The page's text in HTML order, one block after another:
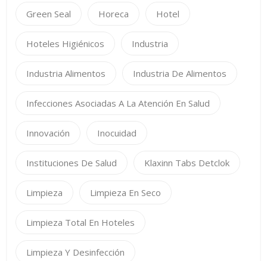
Green Seal Horeca Hotel
Hoteles Higiénicos Industria
Industria Alimentos Industria De Alimentos
Infecciones Asociadas A La Atención En Salud
Innovación Inocuidad
Instituciones De Salud Klaxinn Tabs Detclok
Limpieza Limpieza En Seco
Limpieza Total En Hoteles
Limpieza Y Desinfección